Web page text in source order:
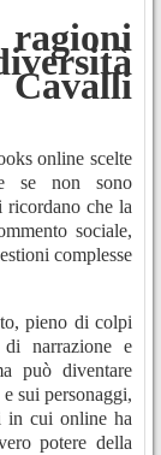
ragioni
online scelte
se non sono
che la
sociale,
complesse
pieno di colpi
narrazione e
può diventare
sui personaggi,
in cui online ha
potere della